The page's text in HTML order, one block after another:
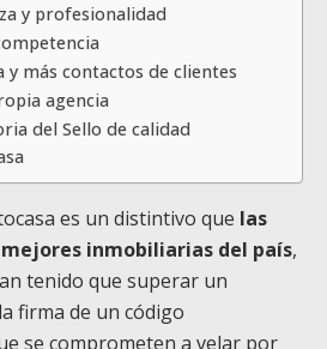
y profesionalidad
y más contactos de clientes
agencia
del Sello de calidad
es un distintivo que las
inmobiliarias del país,
tenido que superar un
firma de un código
se comprometen a velar por